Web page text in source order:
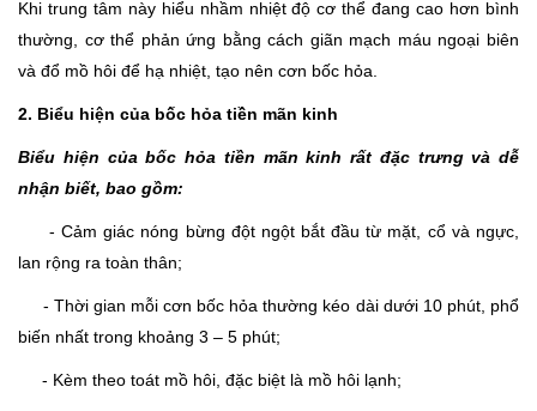
Khi trung tâm này hiểu nhầm nhiệt độ cơ thể đang cao hơn bình
thường, cơ thể phản ứng bằng cách giãn mạch máu ngoại biên
và đổ mồ hôi để hạ nhiệt, tạo nên cơn bốc hỏa.
2. Biểu hiện của bốc hỏa tiền mãn kinh
Biểu hiện của bốc hỏa tiền mãn kinh rất đặc trưng và dễ
nhận biết, bao gồm:
- Cảm giác nóng bừng đột ngột bắt đầu từ mặt, cổ và ngực,
lan rộng ra toàn thân;
- Thời gian mỗi cơn bốc hỏa thường kéo dài dưới 10 phút, phổ
biến nhất trong khoảng 3 – 5 phút;
- Kèm theo toát mồ hôi, đặc biệt là mồ hôi lạnh;